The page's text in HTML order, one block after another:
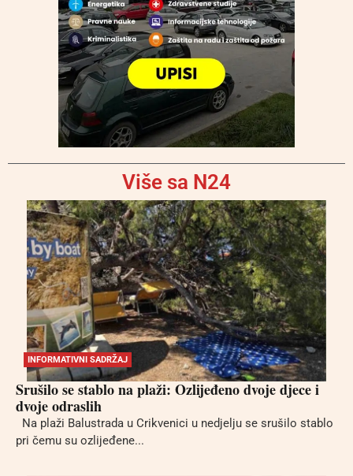
Više sa N24
INFORMATIVNI SADRŽAJ
Srušilo se stablo na plaži: Ozlijeđeno dvoje djece i
dvoje odraslih
Na plaži Balustrada u Crikvenici u nedjelju se srušilo stablo
pri čemu su ozlijeđene...